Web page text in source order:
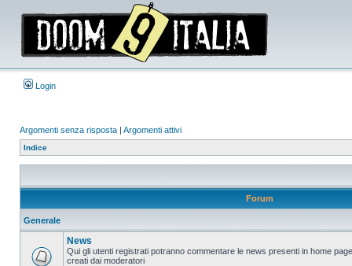
Login
Argomenti senza risposta | Argomenti attivi
Indice
Forum
Generale
News
Qui gli utenti registrati potranno commentare le news presenti in home
creati dai moderatori